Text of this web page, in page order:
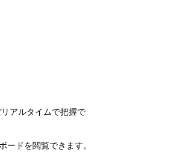
アルタイムで把握で
ドを閲覧できます。